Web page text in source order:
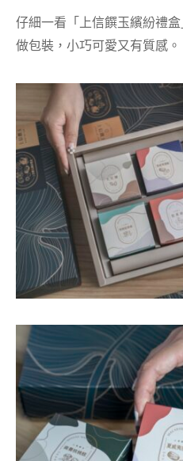
仔細一看 「上信饌玉繽紛禮盒
做包裝，小巧可愛又有質感。